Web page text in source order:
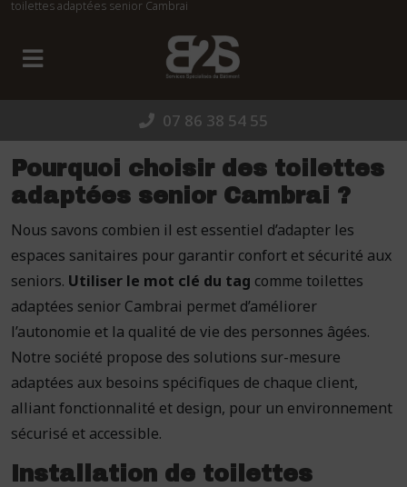
toilettes adaptées senior Cambrai
07 86 38 54 55
Pourquoi choisir des toilettes
adaptées senior Cambrai ?
Nous savons combien il est essentiel d’adapter les
espaces sanitaires pour garantir confort et sécurité aux
seniors. Utiliser le mot clé du tag comme toilettes
adaptées senior Cambrai permet d’améliorer
l’autonomie et la qualité de vie des personnes âgées.
Notre société propose des solutions sur-mesure
adaptées aux besoins spécifiques de chaque client,
alliant fonctionnalité et design, pour un environnement
sécurisé et accessible.
Installation de toilettes
Panneau de gestion des cookies